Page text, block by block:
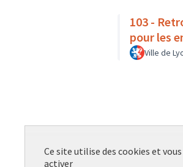
103 -
pour les
Ville de
Ce site utilise des cookies et
activer